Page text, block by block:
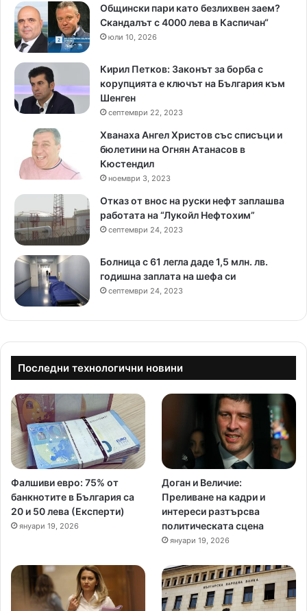
Общински пари като безлихвен заем?
Скандалът с 4000 лева в Каспичан“
юли 10, 2026
Кирил Петков: Законът за борба с
корупцията е ключът на България към
Шенген
септември 22, 2023
Хванаха Ангел Христов със списъци и
бюлетини на Огнян Атанасов в
Кюстендил
ноември 3, 2023
Отказ от внос на руски нефт заплашва
работата на “Лукойл Нефтохим”
септември 24, 2023
Болница с 61 легла даде 1,5 млн. лв.
годишна заплата на шефа си
септември 24, 2023
Последни технологични новини
Фалшиви евро: 75% от
банкнотите в България са
20 и 50 лева (Експерти)
януари 19, 2026
Доган и Величие:
Преливане на кадри и
интереси разтърсва
политическата сцена
януари 19, 2026